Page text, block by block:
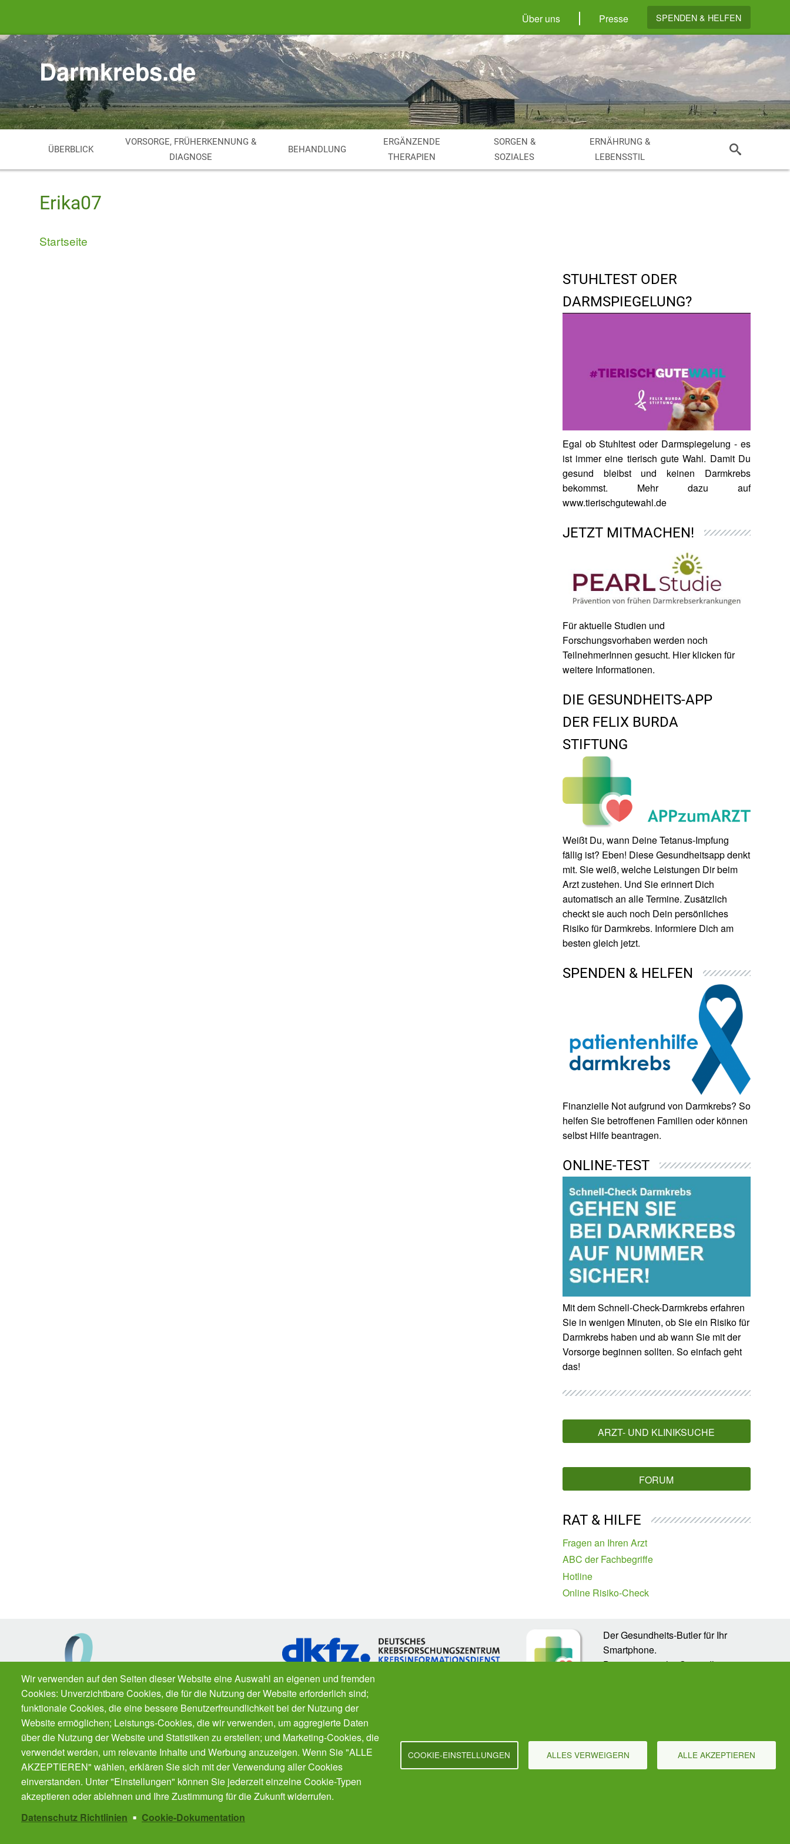
Inhalt
Über uns Presse SPENDEN & HELFEN
Darmkrebs.de
ÜBERBLICK
VORSORGE, FRÜHERKENNUNG &
DIAGNOSE
BEHANDLUNG
ERGÄNZENDE
THERAPIEN
SORGEN &
SOZIALES
ERNÄHRUNG &
LEBENSSTIL
Erika07
Startseite
STUHLTEST ODER
DARMSPIEGELUNG?
Egal ob Stuhltest oder Darmspiegelung - es
ist immer eine tierisch gute Wahl. Damit Du
gesund bleibst und keinen Darmkrebs
bekommst. Mehr dazu auf
www.tierischgutewahl.de
JETZT MITMACHEN!
Für aktuelle Studien und
Forschungsvorhaben werden noch
TeilnehmerInnen gesucht. Hier klicken für
weitere Informationen.
DIE GESUNDHEITS-APP
DER FELIX BURDA
STIFTUNG
Weißt Du, wann Deine Tetanus-Impfung
fällig ist? Eben! Diese Gesundheitsapp denkt
mit. Sie weiß, welche Leistungen Dir beim
Arzt zustehen. Und Sie erinnert Dich
automatisch an alle Termine. Zusätzlich
checkt sie auch noch Dein persönliches
Risiko für Darmkrebs. Informiere Dich am
besten gleich jetzt.
SPENDEN & HELFEN
Finanzielle Not aufgrund von Darmkrebs? So
helfen Sie betroffenen Familien oder können
selbst Hilfe beantragen.
ONLINE-TEST
Mit dem Schnell-Check-Darmkrebs erfahren
Sie in wenigen Minuten, ob Sie ein Risiko für
Darmkrebs haben und ab wann Sie mit der
Vorsorge beginnen sollten. So einfach geht
das!
ARZT- UND KLINIKSUCHE
FORUM
RAT & HILFE
Fragen an Ihren Arzt
ABC der Fachbegriffe
Hotline
Online Risiko-Check
Darmkrebs.de ist eine Initiative der Felix Burda
Stiftung.
Wir verwenden auf den Seiten dieser Website eine Auswahl an eigenen und fremden
Cookies: Unverzichtbare Cookies, die für die Nutzung der Website erforderlich sind;
funktionale Cookies, die eine bessere Benutzerfreundlichkeit bei der Nutzung der
Website ermöglichen; Leistungs-Cookies, die wir verwenden, um aggregierte Daten
über die Nutzung der Website und Statistiken zu erstellen; und Marketing-Cookies, die
verwendet werden, um relevante Inhalte und Werbung anzuzeigen. Wenn Sie "ALLE
AKZEPTIEREN" wählen, erklären Sie sich mit der Verwendung aller Cookies
einverstanden. Unter "Einstellungen" können Sie jederzeit einzelne Cookie-Typen
akzeptieren oder ablehnen und Ihre Zustimmung für die Zukunft widerrufen.
Datenschutz Richtlinien
Cookie-Dokumentation
COOKIE-EINSTELLUNGEN ALLES VERWEIGERN ALLE AKZEPTIEREN
Fragen zu Krebs? Der
Deutschen Krebsforschungszentrums ist für Sie da.
Kostenfrei.
Der Gesundheits-Butler für Ihr
Smartphone.
Der automatische Gesundheits-
Kontakt Impressum Datenschutz